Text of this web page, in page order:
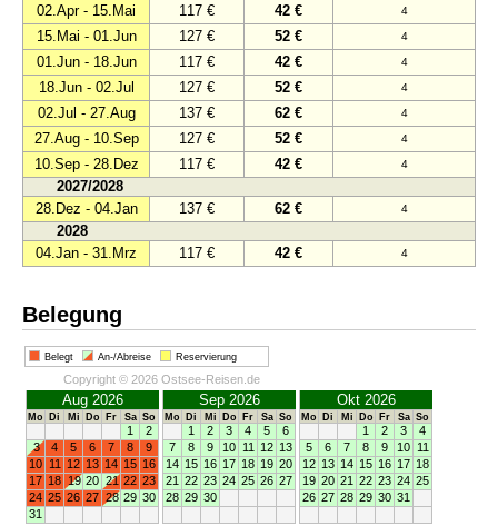
02.Apr - 15.Mai 117 € 42 € 4
15.Mai - 01.Jun 127 € 52 € 4
01.Jun - 18.Jun 117 € 42 € 4
18.Jun - 02.Jul 127 € 52 € 4
02.Jul - 27.Aug 137 € 62 € 4
27.Aug - 10.Sep 127 € 52 € 4
10.Sep - 28.Dez 117 € 42 € 4
2027/2028
28.Dez - 04.Jan
137 € 62 € 4
2028
04.Jan - 31.Mrz
117 € 42 € 4
Belegung
Belegt An-/Abreise Reservierung
Copyright © 2026 Ostsee-Reisen.de
Aug 2026
Mo Di Mi Do Fr Sa So
1
2
3
4 5 6 7 8
9
10 11 12 13 14 15 16
17 18 19 20 21 22 23
24 25 26 27 28 29 30
31
Sep 2026
Mo Di Mi Do Fr Sa So
1 2 3 4 5
6
7
8 9 10 11 12 13
14 15 16 17 18 19 20
21 22 23 24 25 26 27
28 29 30
Okt 2026
Mo Di Mi Do Fr Sa So
1 2 3
4
5
6 7 8 9 10 11
12 13 14 15 16 17 18
19 20 21 22 23 24 25
26 27 28 29 30 31